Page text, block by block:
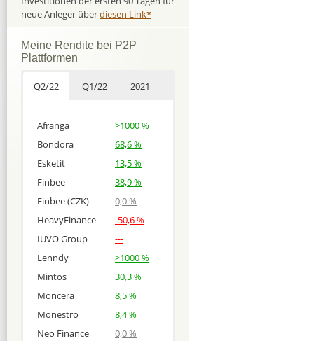
neue Anleger überdiesen Link*
Meine Rendite bei P2P
Plattformen
Q2/22 Q1/22 2021
Afranga
>1000 %
Bondora
68,6 %
Esketit
13,5 %
Finbee
38,9 %
Finbee (CZK)
0,0 %
HeavyFinance
-50,6 %
IUVO Group
---
Lenndy
>1000 %
Mintos
30,3 %
Moncera
8,5 %
Monestro
8,4 %
Neo Finance
0,0 %